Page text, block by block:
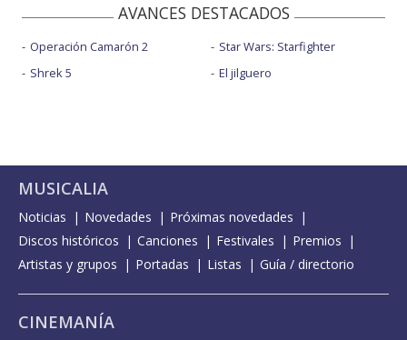
AVANCES DESTACADOS
Operación Camarón 2
Shrek 5
Star Wars: Starfighter
El jilguero
MUSICALIA
Noticias Novedades
Próximas novedades
Discos históricos
Canciones Festivales
Premios
Artistas y grupos
Portadas Listas Guía / directorio
CINEMANÍA